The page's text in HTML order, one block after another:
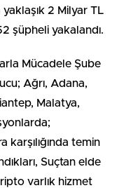
2 Milyar TL
şüpheli yakalandı.
Mücadele Şube
Ağrı, Adana,
Malatya,
karşılığında temin
Suçtan elde
varlık hizmet